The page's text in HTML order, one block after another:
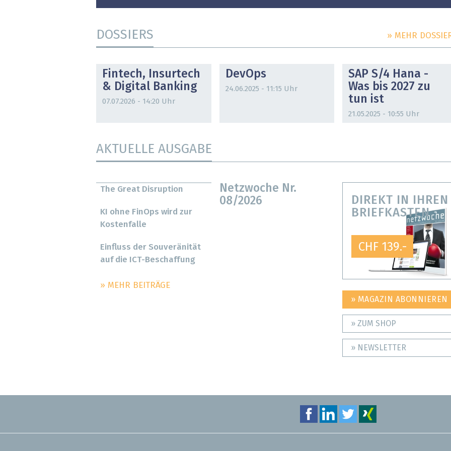
DOSSIERS » MEHR
Fintech, Insurtech
& Digital Banking
07.07.2026 - 14:20 Uhr
DevOps
24.06.2025 - 11:15 Uhr
SAP S/4 Hana -
Was bis 2027 zu
tun ist
21.05.2025 - 10:55 Uhr
AKTUELLE AUSGABE
Netzwoche Nr.
08/2026
The Great Disruption
KI ohne FinOps wird zur
Kostenfalle
Einfluss der Souveränität
auf die ICT-Beschaffung
» MEHR BEITRÄGE
DIREKT IN IHREN
BRIEFKASTEN
CHF 139.-
» MAGAZIN ABONNIEREN
» ZUM SHOP
» NEWSLETTER